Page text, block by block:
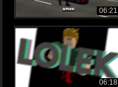
06:21
06:18